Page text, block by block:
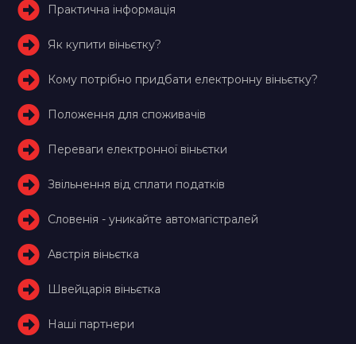
Практична інформація
Як купити віньєтку?
Кому потрібно придбати електронну віньєтку?
Положення для споживачів
Переваги електронної віньєтки
Звільнення від сплати податків
Словенія - уникайте автомагістралей
Австрія віньєтка
Швейцарія віньєтка
Наші партнери